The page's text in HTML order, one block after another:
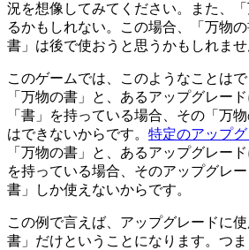
況を想像してみてください。また、
るかもしれない。この場合、「万物
書」は後で使おうと思うかもしれませ
このゲームでは、このようなことはで
「万物の書」と、あるアップグレー
「書」を持っている場合、その「万
はできないからです。 特定のアップ
「万物の書」と、あるアップグレー
を持っている場合、そのアップグレ
書」しか使えないからです。
この例で言えば、アップグレードに
書」だけということになります。つ